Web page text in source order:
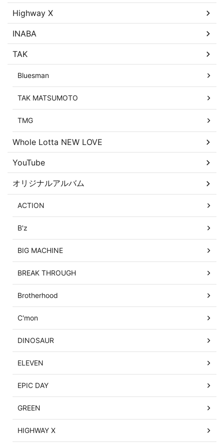
Highway X
INABA
TAK
Bluesman
TAK MATSUMOTO
TMG
Whole Lotta NEW LOVE
YouTube
オリジナルアルバム
ACTION
B'z
BIG MACHINE
BREAK THROUGH
Brotherhood
C'mon
DINOSAUR
ELEVEN
EPIC DAY
GREEN
HIGHWAY X